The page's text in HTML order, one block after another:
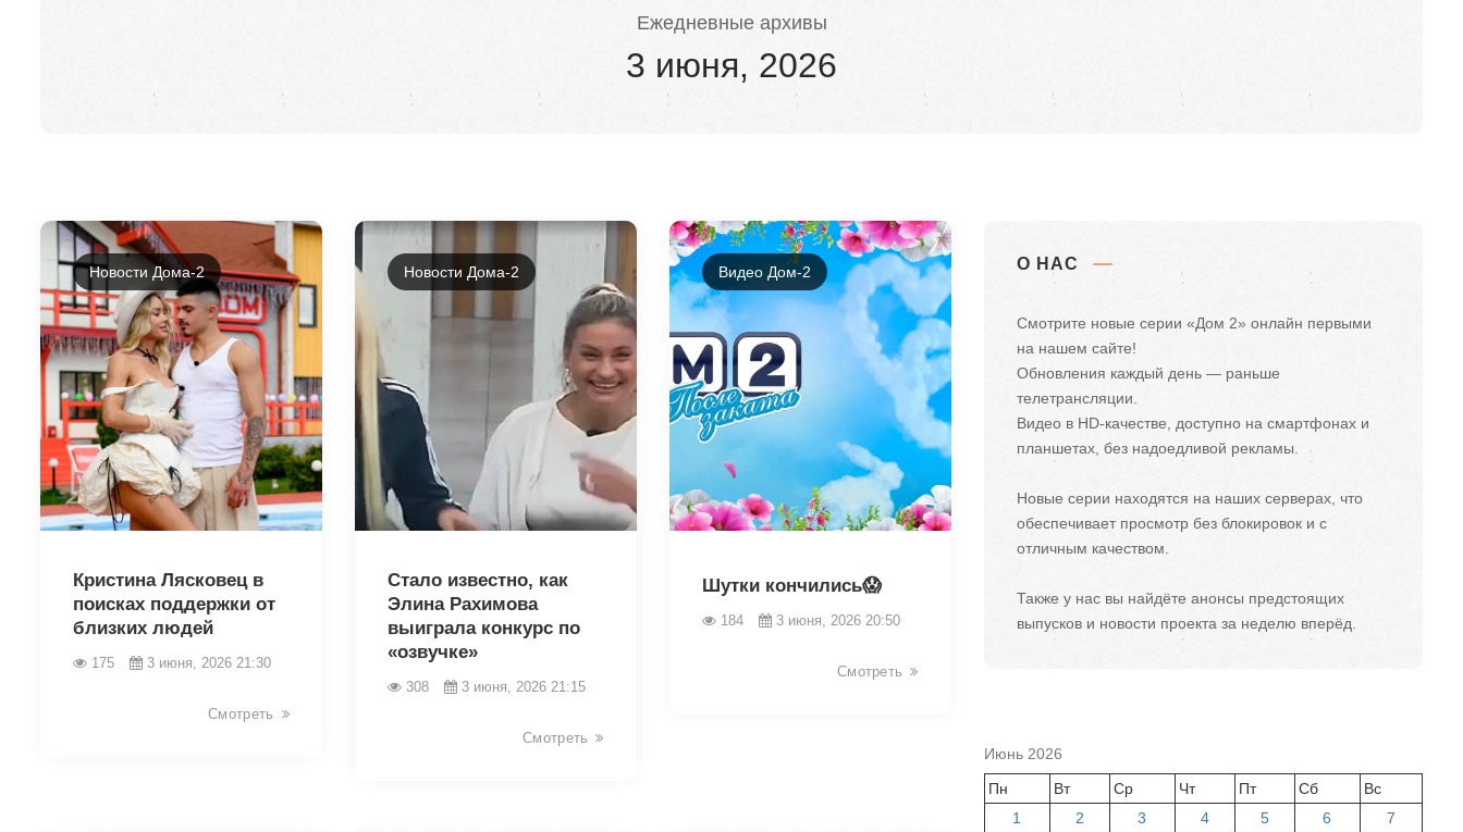
Ежедневные архивы
3 июня, 2026
Новости Дома-2
Кристина Лясковец в
поисках поддержки от
близких людей
175 3 июня, 2026 21:30
Смотреть
Новости Дома-2
Стало известно, как
Элина Рахимова
выиграла конкурс по
«озвучке»
308 3 июня, 2026 21:15
Смотреть
Видео Дом-2
Шутки кончились😱
184 3 июня, 2026 20:50
Смотреть
О НАС
Смотрите новые серии «Дом 2» онлайн первыми
на нашем сайте!
Обновления каждый день — раньше
телетрансляции.
Видео в HD-качестве, доступно на смартфонах и
планшетах, без надоедливой рекламы.
Новые серии находятся на наших серверах, что
обеспечивает просмотр без блокировок и с
отличным качеством.
Также у нас вы найдёте анонсы предстоящих
выпусков и новости проекта за неделю вперёд.
Июнь 2026
Пн
Вт Ср Чт Пт Сб
Вс
1
2 3 4 5 6
7